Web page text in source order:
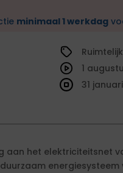
minimaal 1 werkdag
1
31
aan het elektriciteitsnet
energiesysteem